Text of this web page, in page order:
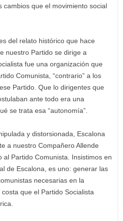
cambios que el movimiento social
del relato histórico que hace
nuestro Partido se dirige a
fue una organización que
Comunista, “contrario” a los
Partido. Que lo dirigentes que
ante todo era una
se trata esa “autonomía”.
y distorsionada, Escalona
a nuestro Compañero Allende
Partido Comunista. Insistimos en
de Escalona, es uno: generar las
necesarias en la
que el Partido Socialista